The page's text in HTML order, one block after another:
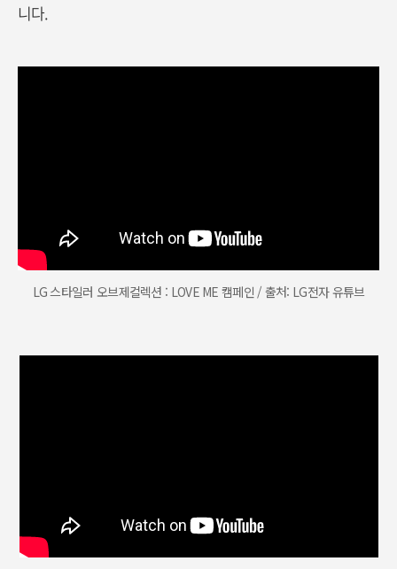
니다.
LG 스타일러 오브제컬렉션 : LOVE ME 캠페인 / 출처: LG전자 유튜브